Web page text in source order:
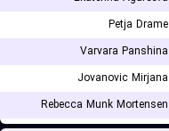
Petja Drame
Varvara Panshina
Jovanovic Mirjana
Rebecca Munk Mortensen